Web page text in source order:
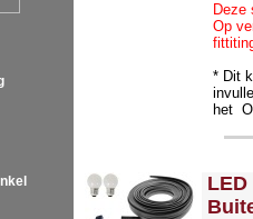
Deze
Op
* Dit
het
<!-- MakeFullWidth0 --><!-- MakeFullWidth1 --><!-- MakeFullWidth2 --